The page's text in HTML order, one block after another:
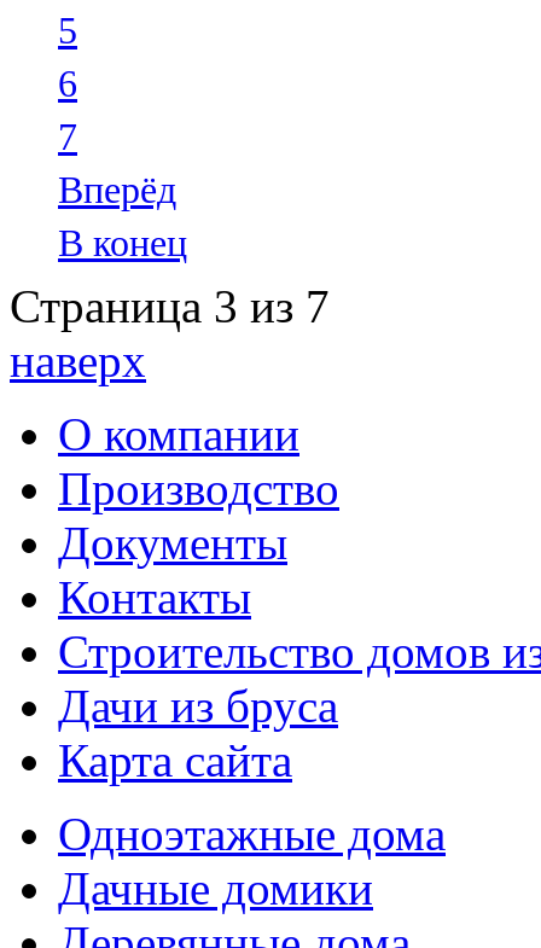
5
6
7
Вперёд
В конец
Страница 3 из 7
наверх
О компании
Производство
Документы
Контакты
Строительство домов
Дачи из бруса
Карта сайта
Одноэтажные дома
Дачные домики